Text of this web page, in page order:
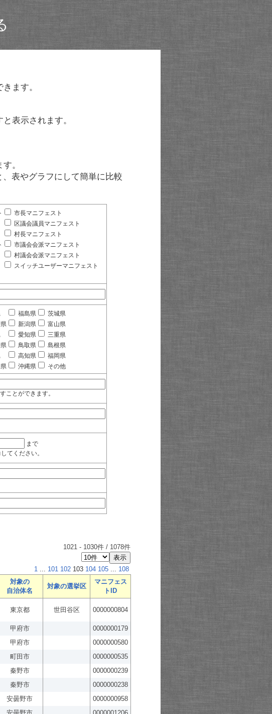
ます。
表示されます。
。
表やグラフにして簡単に比較
市長マニフェスト
区議会議員マニフェスト
村長マニフェスト
市議会会派マニフェスト
村議会会派マニフェスト
スイッチユーザーマニフェスト
福島県
茨城県
新潟県
富山県
愛知県
三重県
鳥取県
島根県
高知県
福岡県
沖縄県 その他
ことができます。
まで
ください。
1021 - 1030件 / 1078件
1 ... 101 102 103 104 105 ... 108
対象の
自治体名
対象の選挙区
マニフェス
トID
東京都 世田谷区 0000000804
甲府市
0000000179
甲府市
0000000580
町田市
0000000535
秦野市
0000000239
秦野市
0000000238
安曇野市
0000000958